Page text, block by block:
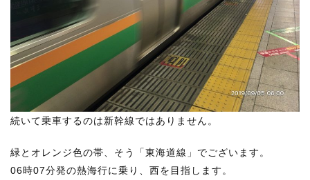
続いて乗車するのは新幹線ではありません。
緑とオレンジ色の帯、そう「東海道線」でございます。
06時07分発の熱海行に乗り、西を目指します。